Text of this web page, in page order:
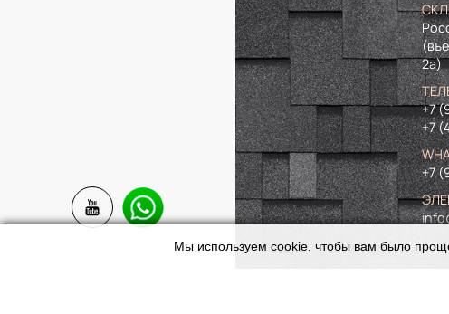
2а)
+7
+7
+7
Мы используем cookie, чтобы вам было